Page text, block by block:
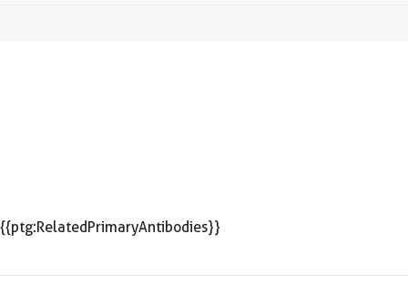
{{ptg:RelatedPrimaryAntibodies}}